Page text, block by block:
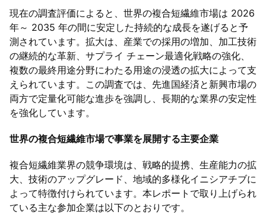
現在の調査評価によると、世界の複合短繊維市場は 2026
年～ 2035 年の間に安定した持続的な成長を遂げると予
測されています。拡大は、産業での採用の増加、加工技術
の継続的な革新、サプライ チェーン最適化戦略の強化、
複数の最終用途分野にわたる用途の浸透の拡大によって支
えられています。この調査では、先進国経済と新興市場の
両方で定量化可能な進歩を強調し、長期的な業界の安定性
を強化しています。
世界の複合短繊維市場で事業を展開する主要企業
複合短繊維業界の競争環境は、戦略的提携、生産能力の拡
大、技術のアップグレード、地域的多様化イニシアチブに
よって特徴付けられています。本レポートで取り上げられ
ている主な参加企業は以下のとおりです。